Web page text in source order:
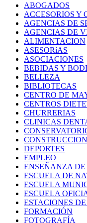
ABOGADOS
ACCESORIOS Y
AGENCIAS DE
AGENCIAS DE
ALIMENTACION
ASESORíAS
ASOCIACIONES
BEBIDAS Y
BELLEZA
BIBLIOTECAS
CENTRO DE
CENTROS
CHURRERIAS
CLINICAS
DEPORTES
EMPLEO
ENSEÑANZA
ESCUELA DE
ESCUELA
ESCUELA
ESTACIONES
FORMACIÓN
FOTOGRAFÍA